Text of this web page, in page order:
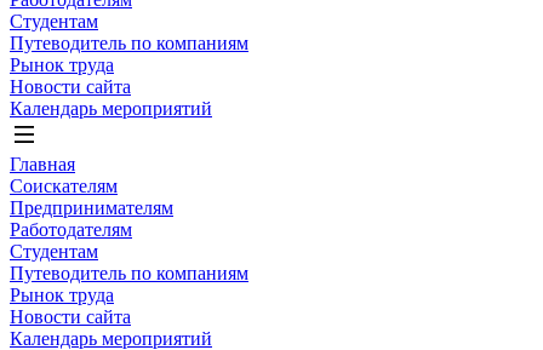
Студентам
Путеводитель по компаниям
Рынок труда
Новости сайта
Календарь мероприятий
Главная
Соискателям
Предпринимателям
Работодателям
Студентам
Путеводитель по компаниям
Рынок труда
Новости сайта
Календарь мероприятий